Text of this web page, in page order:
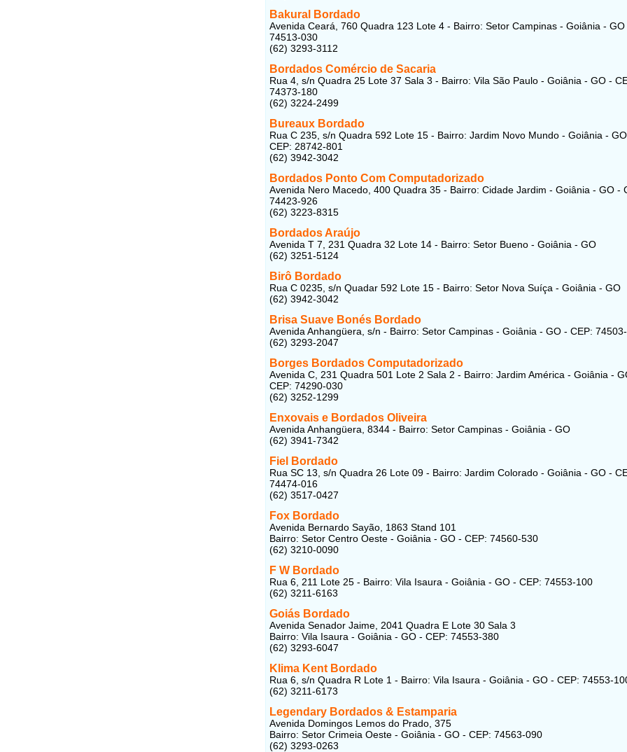
Bakural Bordado
Avenida Ceará, 760 Quadra 123 Lote 4 - Bairro: Setor Campinas - Goiânia - GO
74513-030
(62) 3293-3112
Bordados Comércio de Sacaria
Rua 4, s/n Quadra 25 Lote 37 Sala 3 - Bairro: Vila São Paulo - Goiânia - GO -
74373-180
(62) 3224-2499
Bureaux Bordado
Rua C 235, s/n Quadra 592 Lote 15 - Bairro: Jardim Novo Mundo - Goiânia -
CEP: 28742-801
(62) 3942-3042
Bordados Ponto Com Computadorizado
Avenida Nero Macedo, 400 Quadra 35 - Bairro: Cidade Jardim - Goiânia - GO -
74423-926
(62) 3223-8315
Bordados Araújo
Avenida T 7, 231 Quadra 32 Lote 14 - Bairro: Setor Bueno - Goiânia - GO
(62) 3251-5124
Birô Bordado
Rua C 0235, s/n Quadar 592 Lote 15 - Bairro: Setor Nova Suíça - Goiânia - GO
(62) 3942-3042
Brisa Suave Bonés Bordado
Avenida Anhangüera, s/n - Bairro: Setor Campinas - Goiânia - GO - CEP:
(62) 3293-2047
Borges Bordados Computadorizado
Avenida C, 231 Quadra 501 Lote 2 Sala 2 - Bairro: Jardim América - Goiânia -
CEP: 74290-030
(62) 3252-1299
Enxovais e Bordados Oliveira
Avenida Anhangüera, 8344 - Bairro: Setor Campinas - Goiânia - GO
(62) 3941-7342
Fiel Bordado
Rua SC 13, s/n Quadra 26 Lote 09 - Bairro: Jardim Colorado - Goiânia - GO -
74474-016
(62) 3517-0427
Fox Bordado
Avenida Bernardo Sayão, 1863 Stand 101
Bairro: Setor Centro Oeste - Goiânia - GO - CEP: 74560-530
(62) 3210-0090
F W Bordado
Rua 6, 211 Lote 25 - Bairro: Vila Isaura - Goiânia - GO - CEP: 74553-100
(62) 3211-6163
Goiás Bordado
Avenida Senador Jaime, 2041 Quadra E Lote 30 Sala 3
Bairro: Vila Isaura - Goiânia - GO - CEP: 74553-380
(62) 3293-6047
Klima Kent Bordado
Rua 6, s/n Quadra R Lote 1 - Bairro: Vila Isaura - Goiânia - GO - CEP: 74553-
(62) 3211-6173
Legendary Bordados & Estamparia
Avenida Domingos Lemos do Prado, 375
Bairro: Setor Crimeia Oeste - Goiânia - GO - CEP: 74563-090
(62) 3293-0263